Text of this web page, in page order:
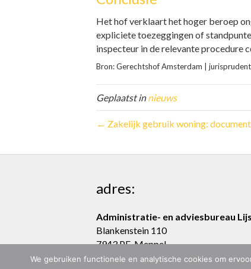
Het hof verklaart het hoger beroep
expliciete toezeggingen of
inspecteur in de relevante procedure
Bron: Gerechtshof Amsterdam |
Geplaatst innieuws
← Zakelijk gebruik woning:
adres:
Administratie- en adviesbureau
Blankenstein 110
7943 PE Meppel
We gebruiken functionele en analytische cookies om